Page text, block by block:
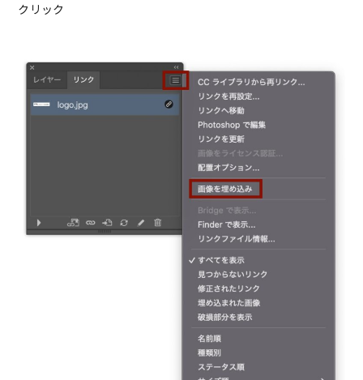
クリック